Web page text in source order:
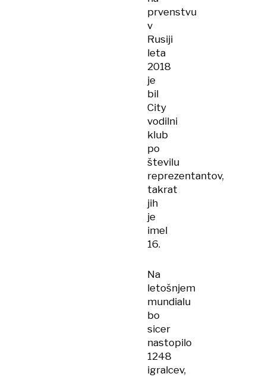
prvenstvu
v
Rusiji
leta
2018
je
bil
City
vodilni
klub
po
številu
reprezentantov,
takrat
jih
je
imel
16.
Na
letošnjem
mundialu
bo
sicer
nastopilo
1248
igralcev,